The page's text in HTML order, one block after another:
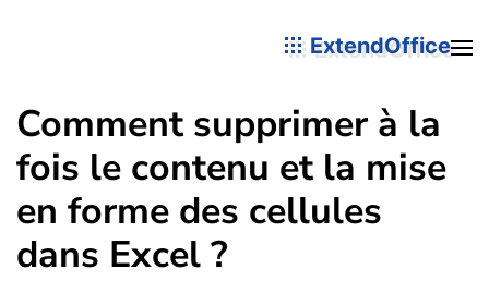
ExtendOffice
Comment supprimer à la
fois le contenu et la mise
en forme des cellules
dans Excel ?